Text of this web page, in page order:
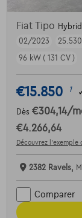
Fiat Tipo Hybrid
02/2023
96 kW ( 131 CV )
€15.850 1
Dès €304,14/
€4.266,64
Découvrez
2382 Ravels,
Comparer